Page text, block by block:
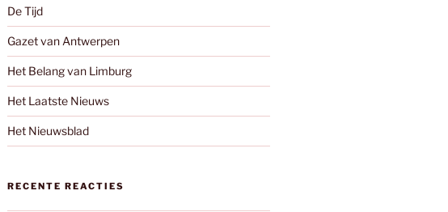
De Tijd
Gazet van Antwerpen
Het Belang van Limburg
Het Laatste Nieuws
Het Nieuwsblad
RECENTE REACTIES